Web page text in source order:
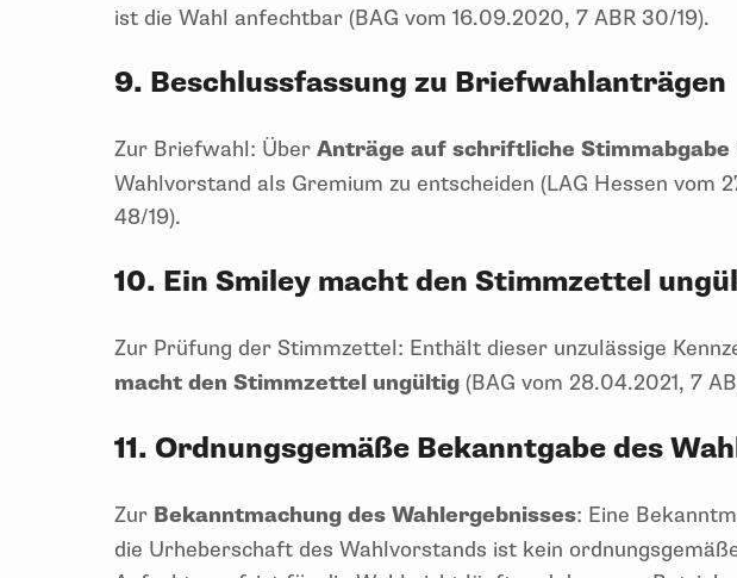
ist die Wahl anfechtbar (BAG vom 16.09.2020, 7 ABR 30/19).
9. Beschlussfassung zu Briefwahlanträgen
Zur Briefwahl: Über Anträge auf schriftliche Stimmabgabe
Wahlvorstand als Gremium zu entscheiden (LAG Hessen vom
48/19).
10. Ein Smiley macht den Stimmzettel
Zur Prüfung der Stimmzettel: Enthält dieser unzulässige
macht den Stimmzettel ungültig (BAG vom 28.04.2021, 7
11. Ordnungsgemäße Bekanntgabe des
Zur Bekanntmachung des Wahlergebnisses: Eine
die Urheberschaft des Wahlvorstands ist kein